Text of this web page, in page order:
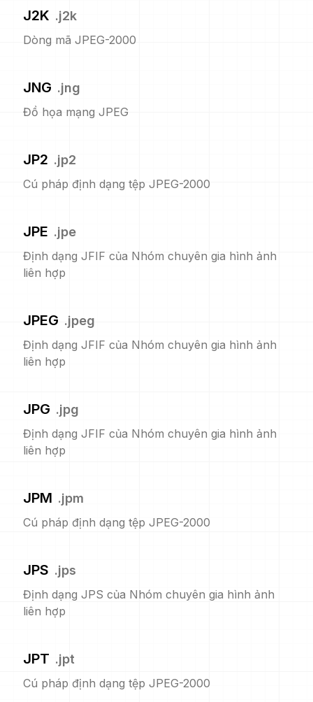
J2K .j2k
Dòng mã JPEG-2000
JNG .jng
Đồ họa mạng JPEG
JP2 .jp2
Cú pháp định dạng tệp JPEG-2000
JPE .jpe
Định dạng JFIF của Nhóm chuyên gia hình ảnh
liên hợp
JPEG .jpeg
Định dạng JFIF của Nhóm chuyên gia hình ảnh
liên hợp
JPG .jpg
Định dạng JFIF của Nhóm chuyên gia hình ảnh
liên hợp
JPM .jpm
Cú pháp định dạng tệp JPEG-2000
JPS .jps
Định dạng JPS của Nhóm chuyên gia hình ảnh
liên hợp
JPT .jpt
Cú pháp định dạng tệp JPEG-2000